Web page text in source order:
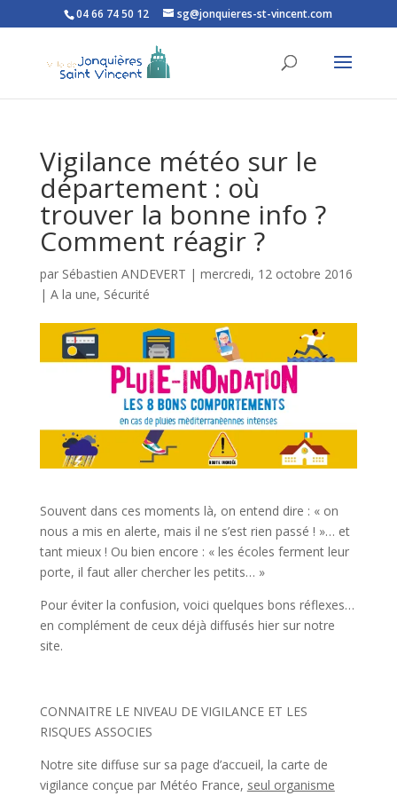
Ouvrir la barre d’outils
04 66 74 50 12 sg@jonquieres-st-vincent.com
Vigilance météo sur le
département : où
trouver la bonne info ?
Comment réagir ?
par Sébastien ANDEVERT | mercredi, 12 octobre 2016
| A la une, Sécurité
Souvent dans ces moments là, on entend dire : « on
nous a mis en alerte, mais il ne s’est rien passé ! »… et
tant mieux ! Ou bien encore : « les écoles ferment leur
porte, il faut aller chercher les petits… »
Pour éviter la confusion, voici quelques bons réflexes…
en complément de ceux déjà diffusés hier sur notre
site.
CONNAITRE LE NIVEAU DE VIGILANCE ET LES
RISQUES ASSOCIES
Notre site diffuse sur sa page d’accueil, la carte de
vigilance conçue par Météo France, seul organisme